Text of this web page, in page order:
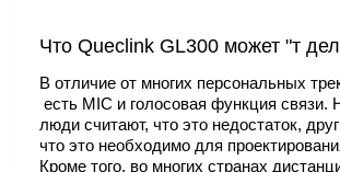
Что Queclink GL300 может "т
В отличие от многих персональных
есть MIC и голосовая функция связи.
люди считают, что это недостаток,
что это необходимо для
Кроме того, во многих странах